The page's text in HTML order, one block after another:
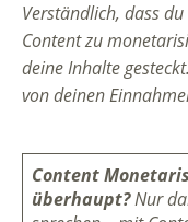
Verständlich, dass
Content zu
deine Inhalte
von deinen
Content
überhaupt?Nur